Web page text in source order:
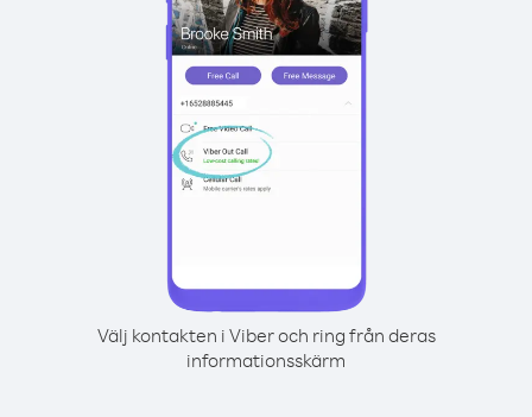
Välj kontakten i Viber och ring från deras
informationsskärm